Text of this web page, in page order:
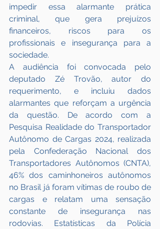
impedir essa alarmante prática
criminal, que gera prejuízos
financeiros, riscos para os
profissionais e insegurança para a
sociedade.
A audiência foi convocada pelo
deputado Zé Trovão, autor do
requerimento, e incluiu dados
alarmantes que reforçam a urgência
da questão. De acordo com a
Pesquisa Realidade do Transportador
Autônomo de Cargas 2024, realizada
pela Confederação Nacional dos
Transportadores Autônomos (CNTA),
46% dos caminhoneiros autônomos
no Brasil já foram vítimas de roubo de
cargas e relatam uma sensação
constante de insegurança nas
rodovias. Estatísticas da Polícia